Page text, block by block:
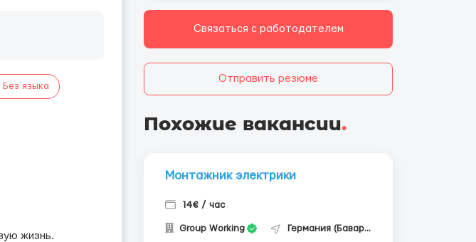
Без языка
жизнь.
Связаться с работодателем
Отправить резюме
Похожие вакансии.
Монтажник электрики
14€ / час
Group Working Германия (Бавария)